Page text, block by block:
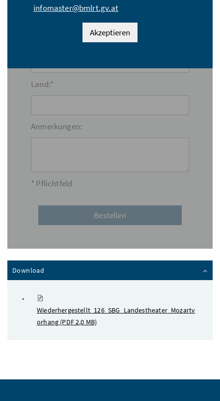
infomaster@bmlrt.gv.at
Akzeptieren
Land:*
Anmerkungen:
* Pflichtfeld
Download
Wiederhergestellt_126_SBG_Landestheater_Mozartv
orhang (PDF 2,0 MB)